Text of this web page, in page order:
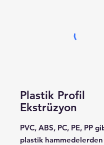
Plastik Profil
Ekstrüzyon
PVC, ABS, PC, PE, PP
plastik